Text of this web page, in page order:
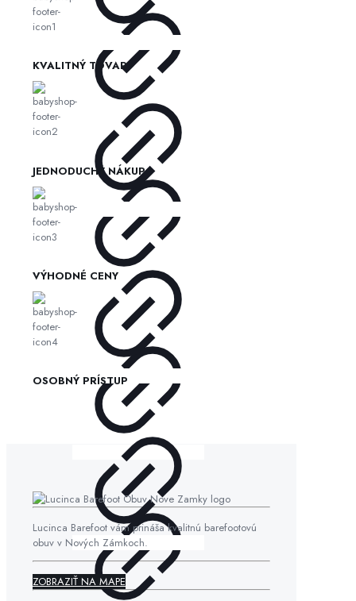
KVALITNÝ TOVAR
JEDNODUCHÝ NÁKUP
VÝHODNÉ CENY
OSOBNÝ PRÍSTUP
Lucinca Barefoot vám prináša kvalitnú barefootovú
obuv v Nových Zámkoch.
ZOBRAZIŤ NA MAPE